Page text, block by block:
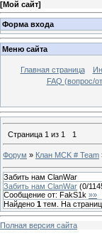
[Мой сайт]
Форма входа
Меню сайта
Главная страница
FAQ (вопрос/
Страница 1 из 1 1
Форум » Клан MCK # Team
Забить нам ClanWar
Забить нам ClanWar (0/
Сообщение от: FakS1k »»
Найдено 1 тем. На
Полная версия сайта